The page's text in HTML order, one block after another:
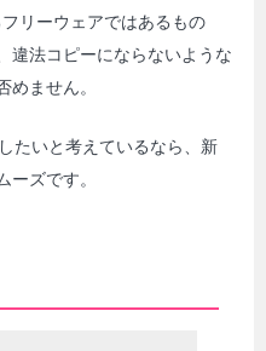
リーウェアではあるもの
違法コピーにならないような
めません。
たいと考えているなら、新
ーズです。